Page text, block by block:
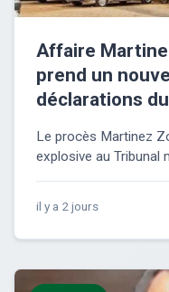
Affaire
prend un
déclarations
Le procès Martinez
explosive au Tribunal
il y a 2 jours